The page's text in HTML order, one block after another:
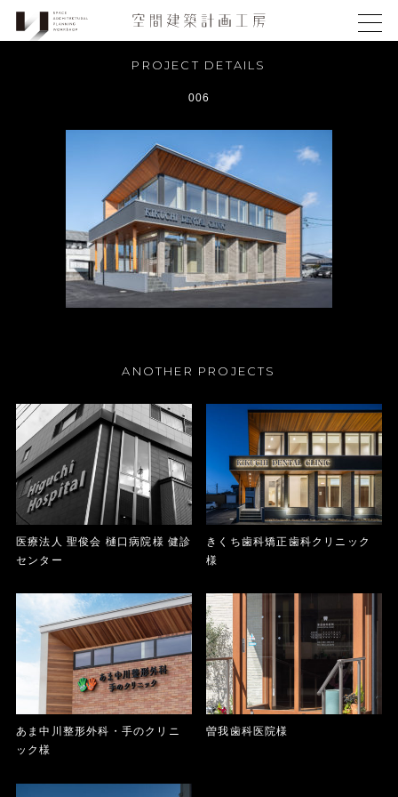
PROJECT DETAILS
006
ANOTHER PROJECTS
医療法人 聖俊会 樋口病院様 健診
センター
きくち歯科矯正歯科クリニック
様
あま中川整形外科・手のクリニ
ック様
曽我歯科医院様